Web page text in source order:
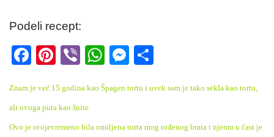
Podeli recept:
F
c
e
Pi
er
e
Vi
er
W
at
M
ss ar
Znam je već 15 godina kao Špagen tortu i uvek sam je tako sekla kao tortu,
ali ovoga puta kao šnite.
Ovo je svojevremeno bila omiljena torta mog rođenog brata i njemu u čast je